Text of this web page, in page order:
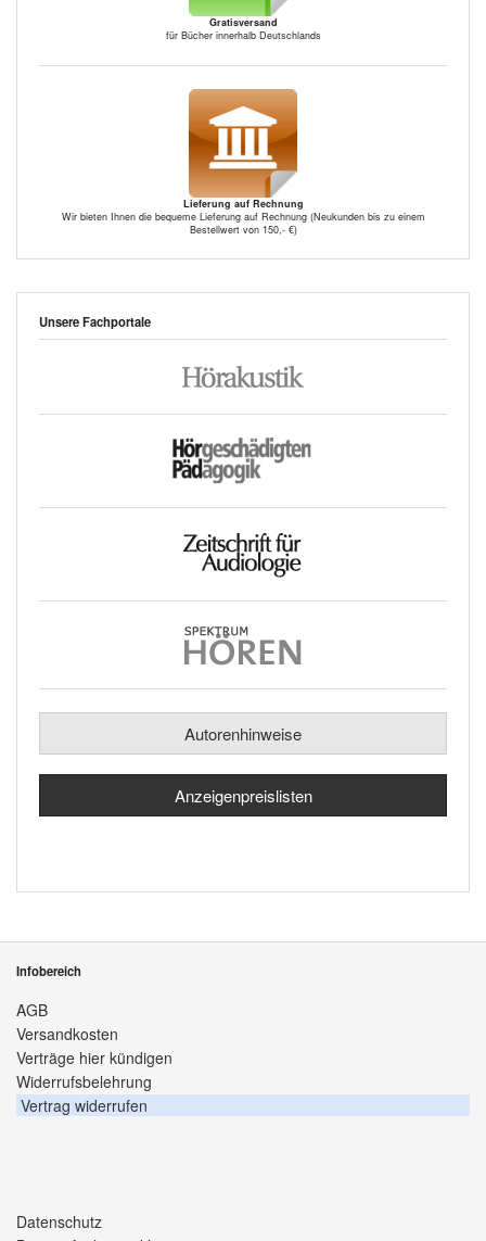
Gratisversand
für Bücher innerhalb Deutschlands
Lieferung auf Rechnung
Wir bieten Ihnen die bequeme Lieferung auf Rechnung (Neukunden bis zu einem
Bestellwert von 150,- €)
Unsere Fachportale
Autorenhinweise
Anzeigenpreislisten
Infobereich
AGB
Versandkosten
Verträge hier kündigen
Widerrufsbelehrung
Vertrag widerrufen
Datenschutz